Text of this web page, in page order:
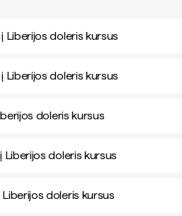
Liberijos doleris kursus
Liberijos doleris kursus
doleris kursus
Liberijos doleris kursus
doleris kursus